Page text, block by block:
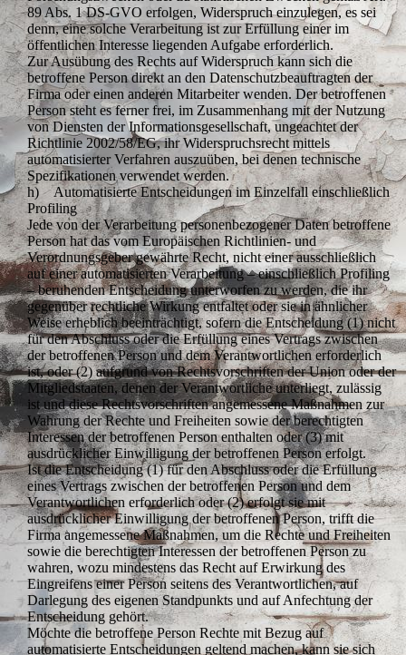
89 Abs. 1 DS-GVO erfolgen, Widerspruch einzulegen, es sei
denn, eine solche Verarbeitung ist zur Erfüllung einer im
öffentlichen Interesse liegenden Aufgabe erforderlich.
Zur Ausübung des Rechts auf Widerspruch kann sich die
betroffene Person direkt an den Datenschutzbeauftragten der
Firma oder einen anderen Mitarbeiter wenden. Der betroffenen
Person steht es ferner frei, im Zusammenhang mit der Nutzung
von Diensten der Informationsgesellschaft, ungeachtet der
Richtlinie 2002/58/EG, ihr Widerspruchsrecht mittels
automatisierter Verfahren auszuüben, bei denen technische
Spezifikationen verwendet werden.
h) Automatisierte Entscheidungen im Einzelfall einschließlich
Profiling
Jede von der Verarbeitung personenbezogener Daten betroffene
Person hat das vom Europäischen Richtlinien- und
Verordnungsgeber gewährte Recht, nicht einer ausschließlich
auf einer automatisierten Verarbeitung – einschließlich Profiling
– beruhenden Entscheidung unterworfen zu werden, die ihr
gegenüber rechtliche Wirkung entfaltet oder sie in ähnlicher
Weise erheblich beeinträchtigt, sofern die Entscheidung (1) nicht
für den Abschluss oder die Erfüllung eines Vertrags zwischen
der betroffenen Person und dem Verantwortlichen erforderlich
ist, oder (2) aufgrund von Rechtsvorschriften der Union oder der
Mitgliedstaaten, denen der Verantwortliche unterliegt, zulässig
ist und diese Rechtsvorschriften angemessene Maßnahmen zur
Wahrung der Rechte und Freiheiten sowie der berechtigten
Interessen der betroffenen Person enthalten oder (3) mit
ausdrücklicher Einwilligung der betroffenen Person erfolgt.
Ist die Entscheidung (1) für den Abschluss oder die Erfüllung
eines Vertrags zwischen der betroffenen Person und dem
Verantwortlichen erforderlich oder (2) erfolgt sie mit
ausdrücklicher Einwilligung der betroffenen Person, trifft die
Firma angemessene Maßnahmen, um die Rechte und Freiheiten
sowie die berechtigten Interessen der betroffenen Person zu
wahren, wozu mindestens das Recht auf Erwirkung des
Eingreifens einer Person seitens des Verantwortlichen, auf
Darlegung des eigenen Standpunkts und auf Anfechtung der
Entscheidung gehört.
Möchte die betroffene Person Rechte mit Bezug auf
automatisierte Entscheidungen geltend machen, kann sie sich